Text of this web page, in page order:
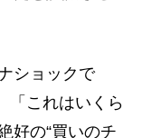
ショックで
「これはいくら
好の“買いのチ